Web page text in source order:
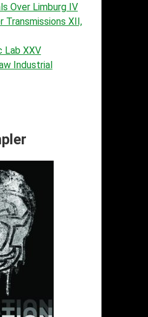
Over Limburg IV
Transmissions XII,
Lab XXV
Industrial